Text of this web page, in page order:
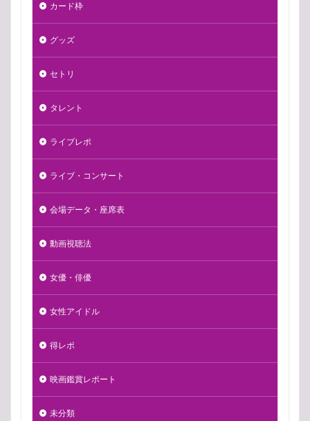
カード枠
グッズ
セトリ
タレント
ライブレポ
ライブ・コンサート
会場データ・座席表
動画視聴法
女優・俳優
女性アイドル
得レポ
映画鑑賞レポート
未分類